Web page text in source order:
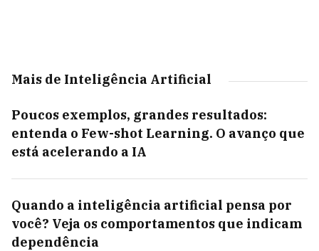
Mais de Inteligência Artificial
Poucos exemplos, grandes resultados:
entenda o Few-shot Learning. O avanço que
está acelerando a IA
Quando a inteligência artificial pensa por
você? Veja os comportamentos que indicam
dependência